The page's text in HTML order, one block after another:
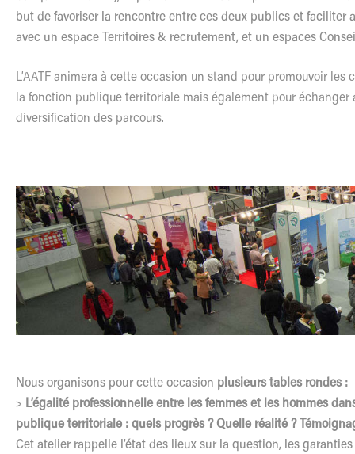
but de favoriser la rencontre entre ces deux publics et faciliter
avec un espace Territoires & recrutement, et un espaces
L’AATF animera à cette occasion un stand pour promouvoir les
la fonction publique territoriale mais également pour échanger
diversification des parcours.
Nous organisons pour cette occasion plusieurs tables rondes :
> L’égalité professionnelle entre les femmes et les hommes
publique territoriale : quels progrès ? Quelle réalité ?
Cet atelier rappelle l’état des lieux sur la question, les